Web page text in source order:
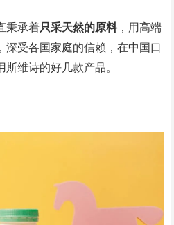
秉承着只采天然的原料，用高端
深受各国家庭的信赖，在中国口
维诗的好几款产品。